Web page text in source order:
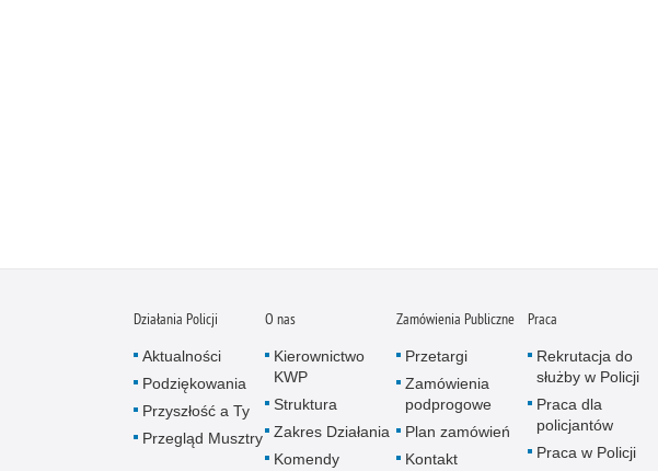
Działania Policji
Aktualności
Podziękowania
Przyszłość a Ty
Przegląd Musztry
O nas
Kierownictwo
KWP
Struktura
Zakres Działania
Komendy
Zamówienia Publiczne
Przetargi
Zamówienia
podprogowe
Plan zamówień
Kontakt
Praca
Rekrutacja do
służby w Policji
Praca dla
policjantów
Praca w Policji